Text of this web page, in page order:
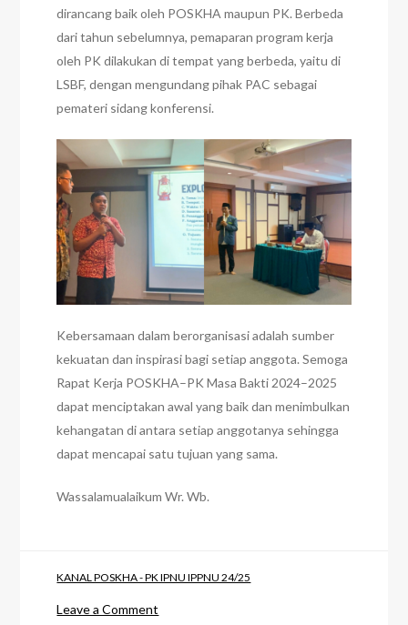
dirancang baik oleh POSKHA maupun PK. Berbeda
dari tahun sebelumnya, pemaparan program kerja
oleh PK dilakukan di tempat yang berbeda, yaitu di
LSBF, dengan mengundang pihak PAC sebagai
pemateri sidang konferensi.
Kebersamaan dalam berorganisasi adalah sumber
kekuatan dan inspirasi bagi setiap anggota. Semoga
Rapat Kerja POSKHA–PK Masa Bakti 2024–2025
dapat menciptakan awal yang baik dan menimbulkan
kehangatan di antara setiap anggotanya sehingga
dapat mencapai satu tujuan yang sama.
Wassalamualaikum Wr. Wb.
KANAL POSKHA - PK IPNU IPPNU 24/25
Leave a Comment